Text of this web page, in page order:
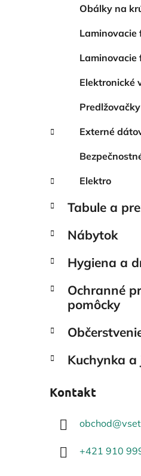
Obálky na
Laminovacie
Laminovacie
Elektronické
Predlžovačky
Externé
Elektro
Tabule a
Nábytok
Hygiena a
Ochranné
pomôcky
Kuchynka a
Kontakt
obchod@
+421 910